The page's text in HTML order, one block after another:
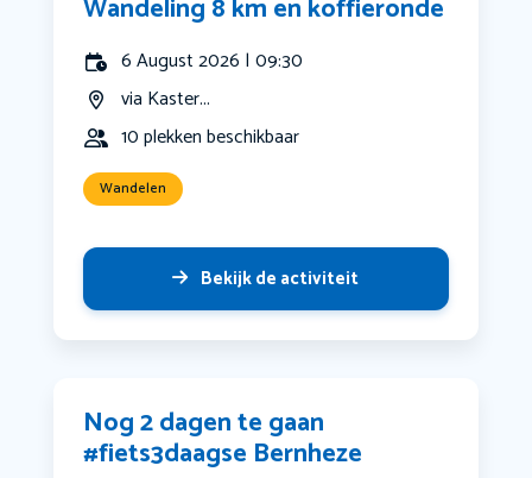
Wandeling 8 km en koffieronde
6 August 2026 | 09:30
via Kaster...
10 plekken beschikbaar
Wandelen
Bekijk de activiteit
Nog 2 dagen te gaan
#fiets3daagse Bernheze